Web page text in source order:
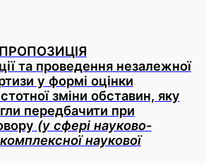
та проведення незалежної
у формі оцінки
зміни обставин, яку
передбачити при
(у сфері науково-
наукової